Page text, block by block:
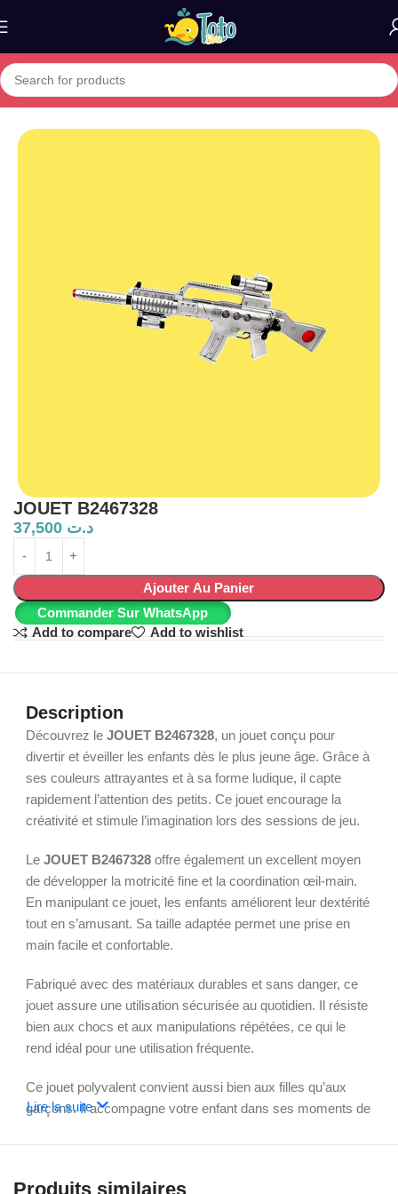
Home»Boutique»JOUET B2467328
JOUET B2467328
د.ت
Ajouter Au Panier
Commander Sur WhatsApp
Add to compare
Add to wishlist
Description
Découvrez leJOUET B2467328, un jouet conçu pour
divertir et éveiller les enfants dès le plus jeune âge. Grâce à
ses couleurs attrayantes et à sa forme ludique, il capte
rapidement l’attention des petits. Ce jouet encourage la
créativité et stimule l’imagination lors des sessions de jeu.
LeJOUET B2467328 offre également un excellent moyen
de développer la motricité fine et la coordination œil-main.
En manipulant ce jouet, les enfants améliorent leur dextérité
tout en s’amusant. Sa taille adaptée permet une prise en
main facile et confortable.
Fabriqué avec des matériaux durables et sans danger, ce
jouet assure une utilisation sécurisée au quotidien. Il résiste
bien aux chocs et aux manipulations répétées, ce qui le
rend idéal pour une utilisation fréquente.
Ce jouet polyvalent convient aussi bien aux filles qu’aux
garçons. Il accompagne votre enfant dans ses moments de
LeJOUET B2467328est plus qu’un simple objet de
Lire la suite
Produits similaires